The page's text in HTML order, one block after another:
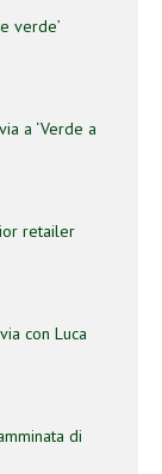
verde’
a ‘Verde a
retailer
con Luca
di